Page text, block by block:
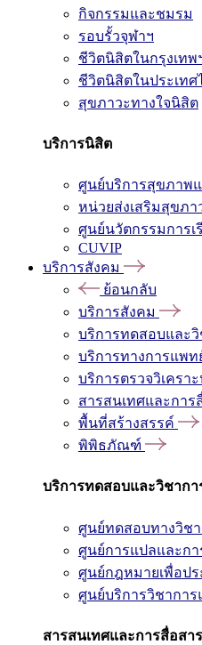
กิจกรรมและชมรม
รอบรั้วจุฬาฯ
ชีวิตนิสิตในกรุงเทพ
ชีวิตนิสิตในประเทศ
สุขภาวะทางใจนิสิต
บริการนิสิต
ศูนย์บริการสุขภาพ
หน่วยส่งเสริมสุขภา
ศูนย์นวัตกรรมการเ
CUVIP
บริการสังคม
ย้อนกลับ
บริการสังคม
บริการทดสอบและวิ
บริการทางการแพท
บริการตรวจวิเคร
สารสนเทศและการ
พื้นที่สร้างสรรค์
พิพิธภัณฑ์
บริการทดสอบและวิชากา
ศูนย์ทดสอบทางวิช
ศูนย์การแปลและกา
ศูนย์กฎหมายเพื่อป
ศูนย์บริการวิชากา
สารสนเทศและการสื่อสาร